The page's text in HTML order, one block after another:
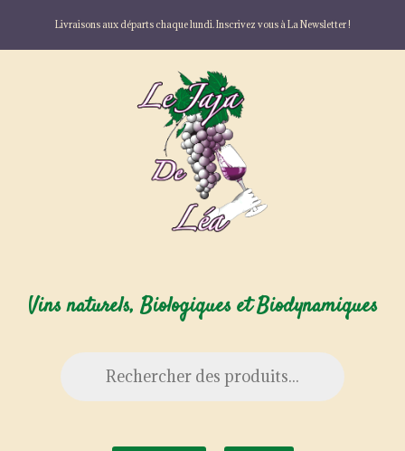
Livraisons aux départs chaque lundi. Inscrivez vous à La Newsletter !
Vins naturels, Biologiques et Biodynamiques
Recherche
de
produits